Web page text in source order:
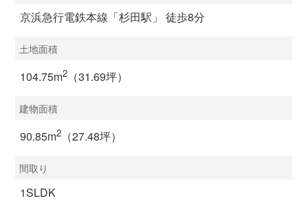
京浜急行電鉄本線「杉田駅」 徒歩8分
土地面積
104.75m2（31.69坪）
建物面積
90.85m2（27.48坪）
間取り
1SLDK